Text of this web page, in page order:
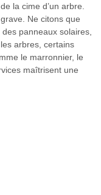
la cime d’un arbre.
Ne citons que
panneaux solaires,
arbres, certains
le marronnier, le
maîtrisent une